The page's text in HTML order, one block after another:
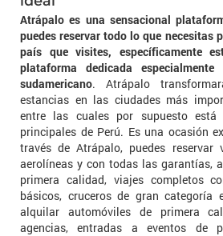
Atrápalo es una sensacional
puedes reservar todo lo que necesitas
país que visites, específicamente
plataforma dedicada
sudamericano. Atrápalo
estancias en las ciudades más
entre las cuales por supuesto
principales de Perú. Es una ocasión
través de Atrápalo, puedes reservar
aerolíneas y con todas las garantías,
primera calidad, viajes completos
básicos, cruceros de gran categoría
alquilar automóviles de primera
agencias, entradas a eventos de